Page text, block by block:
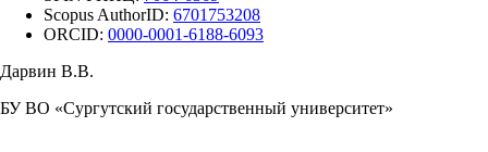
Scopus AuthorID: 6701753208
ORCID: 0000-0001-6188-6093
Дарвин В.В.
БУ ВО «Сургутский государственный университет»